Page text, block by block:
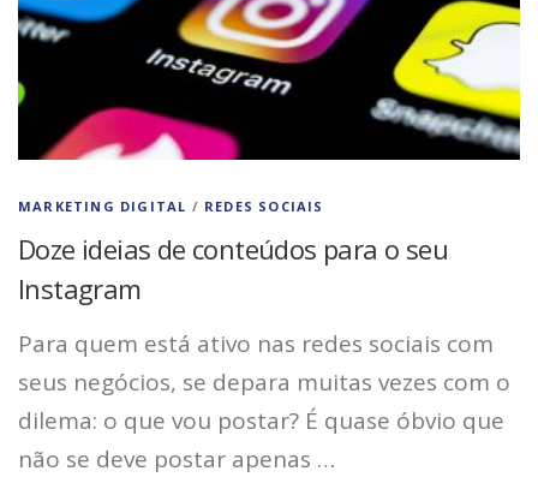
MARKETING DIGITAL / REDES SOCIAIS
Doze ideias de conteúdos para o seu
Instagram
Para quem está ativo nas redes sociais com
seus negócios, se depara muitas vezes com o
dilema: o que vou postar? É quase óbvio que
não se deve postar apenas …